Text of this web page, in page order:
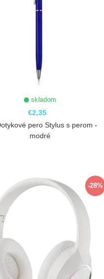
skladom
€2,35
ZOBRAZIŤ
pero Stylus s perom -
modré
-28%